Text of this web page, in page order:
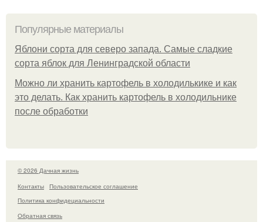
Популярные материалы
Яблони сорта для северо запада. Самые сладкие
сорта яблок для Ленинградской области
Можно ли хранить картофель в холодилькике и как
это делать. Как хранить картофель в холодильнике
после обработки
© 2026 Дачная жизнь
Контакты
Пользовательское соглашение
Политика конфидециальности
Обратная связь